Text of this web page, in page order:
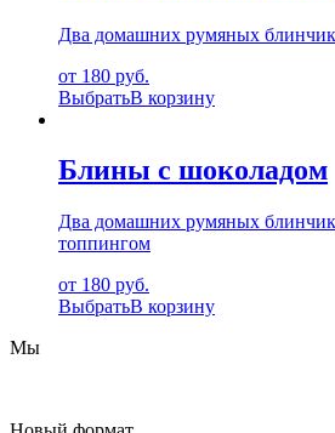
Два домашних румяных
от 180 руб.
ВыбратьВ корзину
Блины с шоколадом
Два домашних румяных
топпингом
от 180 руб.
ВыбратьВ корзину
Мы